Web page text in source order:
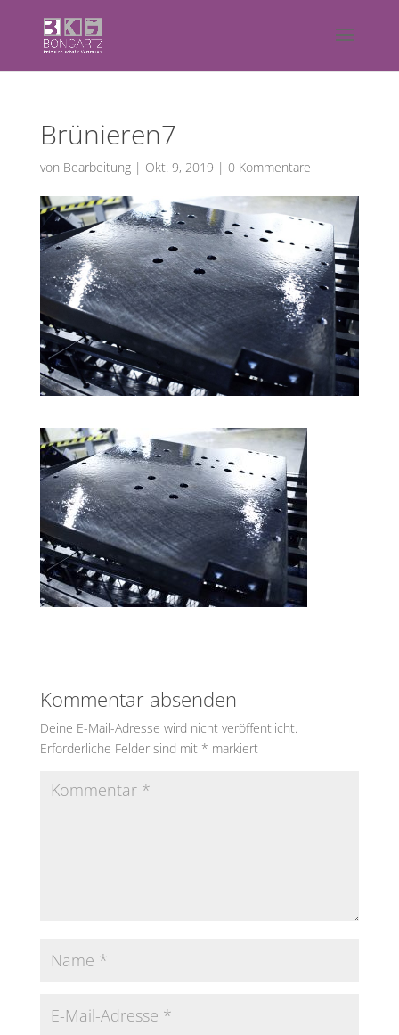
Brünieren7
von Bearbeitung| Okt. 9, 2019 | 0 Kommentare
Kommentar absenden
Deine E-Mail-Adresse wird nicht veröffentlicht.
Erforderliche Felder sind mit * markiert